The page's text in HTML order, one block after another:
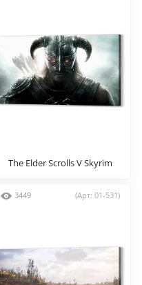
The Elder Scrolls V Skyrim
3449 (Арт: 01-531)